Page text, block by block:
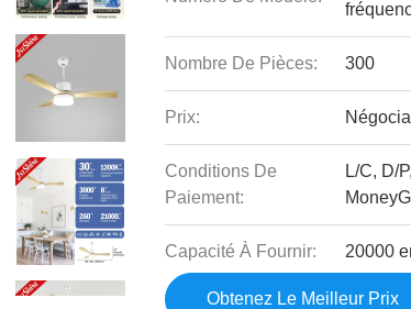
Nombre De Pièces: 300
Prix:
Conditions De
Paiement:
L/C, D/
Capacité À Fournir: 20000
Obtenez Le Meilleur Prix